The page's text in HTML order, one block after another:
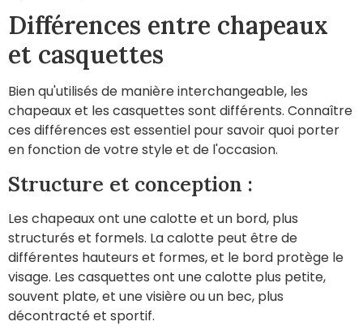
Différences entre chapeaux
et casquettes
Bien qu'utilisés de manière interchangeable, les
chapeaux et les casquettes sont différents. Connaître
ces différences est essentiel pour savoir quoi porter
en fonction de votre style et de l'occasion.
Structure et conception :
Les chapeaux ont une calotte et un bord, plus
structurés et formels. La calotte peut être de
différentes hauteurs et formes, et le bord protège le
visage. Les casquettes ont une calotte plus petite,
souvent plate, et une visière ou un bec, plus
décontracté et sportif.